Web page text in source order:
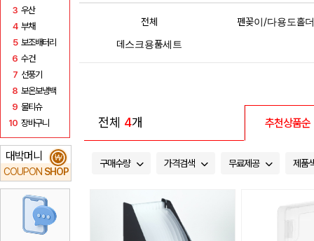
3 우산
4 부채
5 보조배터리
6 수건
7 선풍기
8 보온보냉백
9 물티슈
10 장바구니
대박머니
COUPON SHOP
₩
전체
펜꽂이/다용도홀더
데스크용품세트
전체 4개 추천상품순
구매수량 가격검색 무료제공 제품